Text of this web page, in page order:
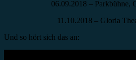
06.09.2018 – Parkbühne,
11.10.2018 – Gloria
Und so hört sich das an: